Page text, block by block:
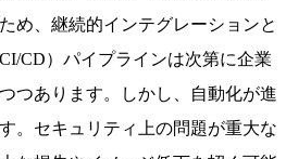
め、継続的インテグレーションと
CD）パイプラインは次第に企業
つあります。しかし、自動化が進
。セキュリティ上の問題が重大な